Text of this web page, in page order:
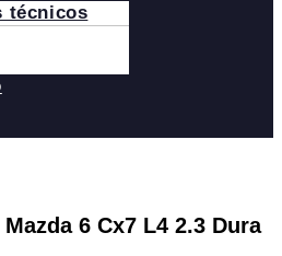
técnicos
6 Cx7 L4 2.3 Dura